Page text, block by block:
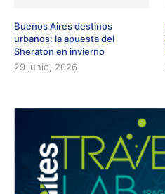
Buenos Aires destinos
urbanos: la apuesta del
Sheraton en invierno
29 junio, 2026